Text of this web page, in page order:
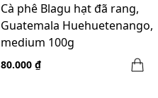
Cà phê Blagu hạt đã rang,
Guatemala Huehuetenango,
medium 100g
80.000 ₫